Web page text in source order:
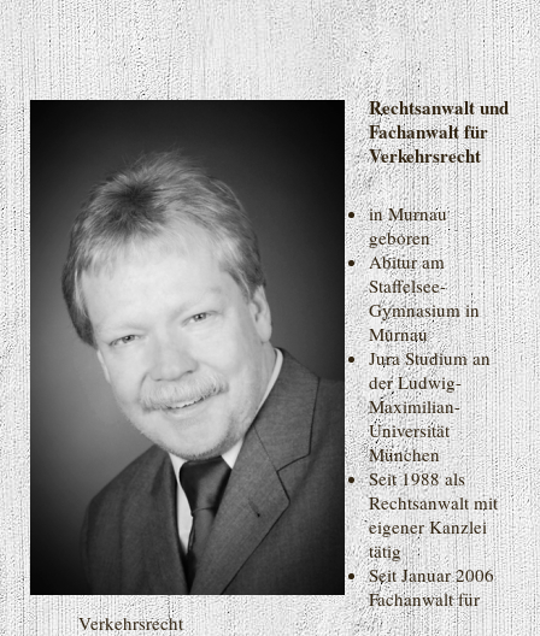
Rechtsanwalt und
Fachanwalt für
Verkehrsrecht
in Murnau
geboren
Abitur am
Staffelsee-
Gymnasium in
Murnau
Jura Studium an
der Ludwig-
Maximilian-
Universität
München
Seit 1988 als
Rechtsanwalt mit
eigener Kanzlei
tätig
Seit Januar 2006
Fachanwalt für
Verkehrsrecht